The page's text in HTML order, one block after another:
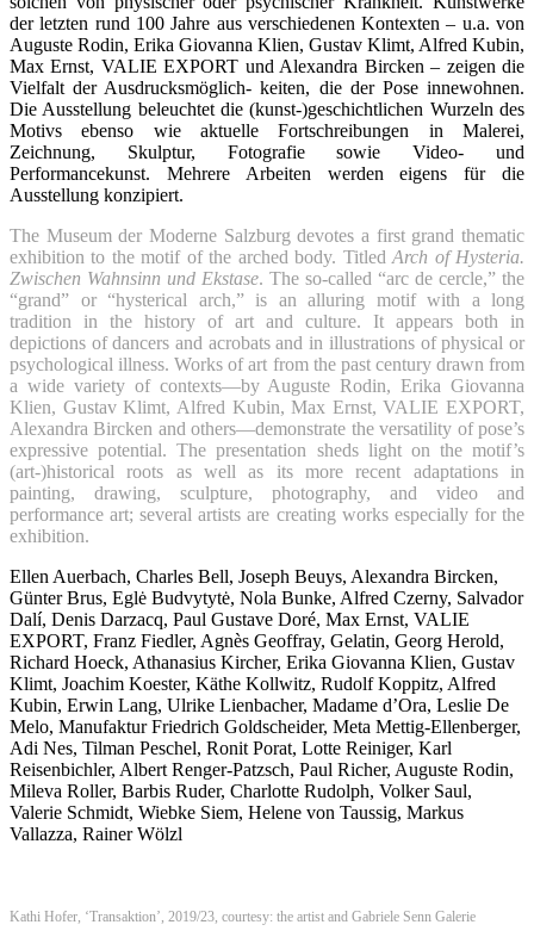
der letzten rund 100 Jahre aus verschiedenen Kontexten – u.a. von
Auguste Rodin, Erika Giovanna Klien, Gustav Klimt, Alfred Kubin,
Max Ernst, VALIE EXPORT und Alexandra Bircken – zeigen die
Vielfalt der Ausdrucksmöglich- keiten, die der Pose innewohnen.
Die Ausstellung beleuchtet die (kunst-)geschichtlichen Wurzeln des
Motivs ebenso wie aktuelle Fortschreibungen in Malerei,
Zeichnung, Skulptur, Fotografie sowie Video- und
Performancekunst. Mehrere Arbeiten werden eigens für die
Ausstellung konzipiert.
The Museum der Moderne Salzburg devotes a first grand thematic
exhibition to the motif of the arched body. TitledArch of Hysteria.
Zwischen Wahnsinn und Ekstase. The so-called “arc de cercle,” the
“grand” or “hysterical arch,” is an alluring motif with a long
tradition in the history of art and culture. It appears both in
depictions of dancers and acrobats and in illustrations of physical or
psychological illness. Works of art from the past century drawn from
a wide variety of contexts—by Auguste Rodin, Erika Giovanna
Klien, Gustav Klimt, Alfred Kubin, Max Ernst, VALIE EXPORT,
Alexandra Bircken and others—demonstrate the versatility of pose’s
expressive potential. The presentation sheds light on the motif’s
(art-)historical roots as well as its more recent adaptations in
painting, drawing, sculpture, photography, and video and
performance art; several artists are creating works especially for the
exhibition.
Ellen Auerbach, Charles Bell, Joseph Beuys, Alexandra Bircken,
Günter Brus, Eglė Budvytytė, Nola Bunke, Alfred Czerny, Salvador
Dalí, Denis Darzacq, Paul Gustave Doré, Max Ernst, VALIE
EXPORT, Franz Fiedler, Agnès Geoffray, Gelatin, Georg Herold,
Richard Hoeck, Athanasius Kircher, Erika Giovanna Klien, Gustav
Klimt, Joachim Koester, Käthe Kollwitz, Rudolf Koppitz, Alfred
Kubin, Erwin Lang, Ulrike Lienbacher, Madame d’Ora, Leslie De
Melo, Manufaktur Friedrich Goldscheider, Meta Mettig-Ellenberger,
Adi Nes, Tilman Peschel, Ronit Porat, Lotte Reiniger, Karl
Reisenbichler, Albert Renger-Patzsch, Paul Richer, Auguste Rodin,
Mileva Roller, Barbis Ruder, Charlotte Rudolph, Volker Saul,
Valerie Schmidt, Wiebke Siem, Helene von Taussig, Markus
Vallazza, Rainer Wölzl
Kathi Hofer, ‘Transaktion’, 2019/23, courtesy: the artist and Gabriele Senn Galerie